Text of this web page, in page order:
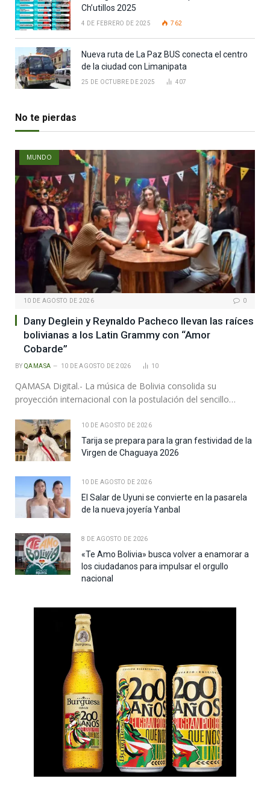
Ch’utillos 2025
4 DE FEBRERO DE 2025 762
Nueva ruta de La Paz BUS conecta el centro
de la ciudad con Limanipata
25 DE OCTUBRE DE 2025 407
No te pierdas
MUNDO
10 DE AGOSTO DE 2026 0
Dany Deglein y Reynaldo Pacheco llevan las raíces
bolivianas a los Latin Grammy con “Amor
Cobarde”
BY QAMASA 10 DE AGOSTO DE 2026 10
QAMASA Digital.- La música de Bolivia consolida su
proyección internacional con la postulación del sencillo…
10 DE AGOSTO DE 2026
Tarija se prepara para la gran festividad de la
Virgen de Chaguaya 2026
10 DE AGOSTO DE 2026
El Salar de Uyuni se convierte en la pasarela
de la nueva joyería Yanbal
8 DE AGOSTO DE 2026
«Te Amo Bolivia» busca volver a enamorar a
los ciudadanos para impulsar el orgullo
nacional